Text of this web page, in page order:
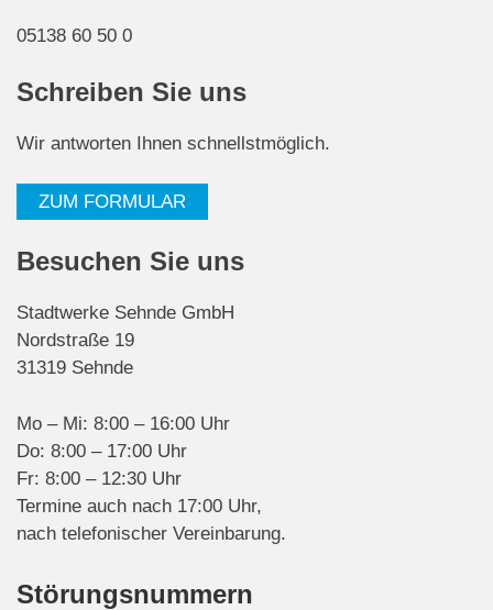
05138 60 50 0
Schreiben Sie uns
Wir antworten Ihnen schnellstmöglich.
ZUM FORMULAR
Besuchen Sie uns
Stadtwerke Sehnde GmbH
Nordstraße 19
31319 Sehnde
Mo – Mi: 8:00 – 16:00 Uhr
Do: 8:00 – 17:00 Uhr
Fr: 8:00 – 12:30 Uhr
Termine auch nach 17:00 Uhr,
nach telefonischer Vereinbarung.
Störungsnummern